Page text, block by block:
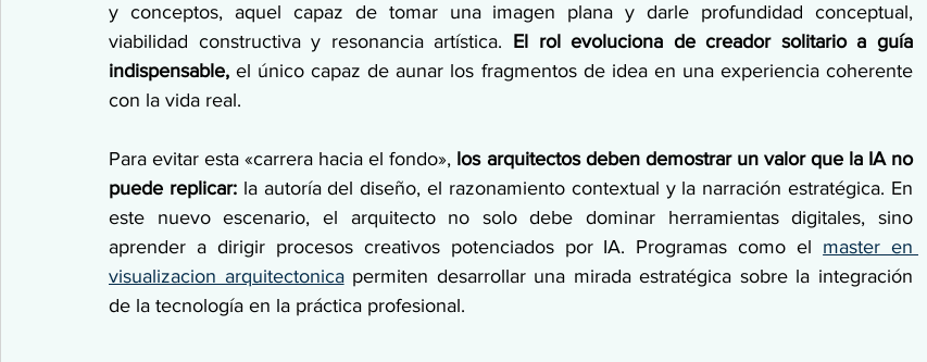
y conceptos, aquel capaz de tomar una imagen plana y darle profundidad conceptual,
viabilidad constructiva y resonancia artística. El rol evoluciona de creador solitario a guía
indispensable, el único capaz de aunar los fragmentos de idea en una experiencia coherente
con la vida real.
Para evitar esta «carrera hacia el fondo», los arquitectos deben demostrar un valor que la IA no
puede replicar: la autoría del diseño, el razonamiento contextual y la narración estratégica. En
este nuevo escenario, el arquitecto no solo debe dominar herramientas digitales, sino
aprender a dirigir procesos creativos potenciados por IA. Programas como el master en
visualizacion arquitectonica permiten desarrollar una mirada estratégica sobre la integración
de la tecnología en la práctica profesional.